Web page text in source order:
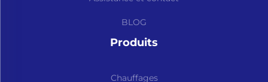
BLOG
Produits
Chauffages